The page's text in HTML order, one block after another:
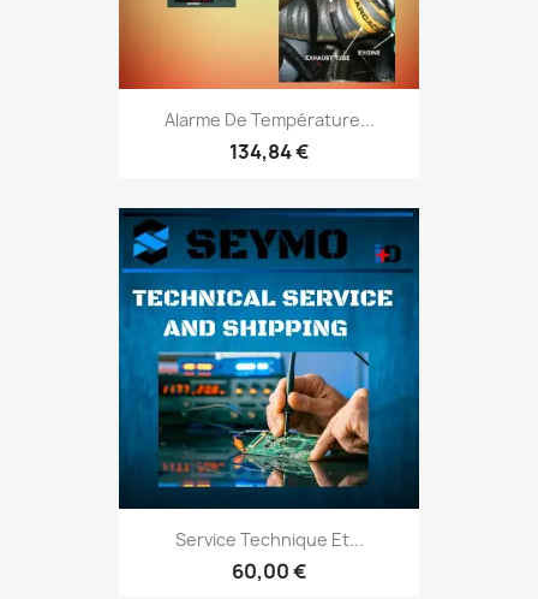
Alarme De Température...
134,84 €
Service Technique Et...
60,00 €